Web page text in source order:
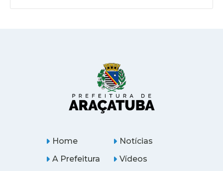
Home
A Prefeitura
Notícias
Vídeos